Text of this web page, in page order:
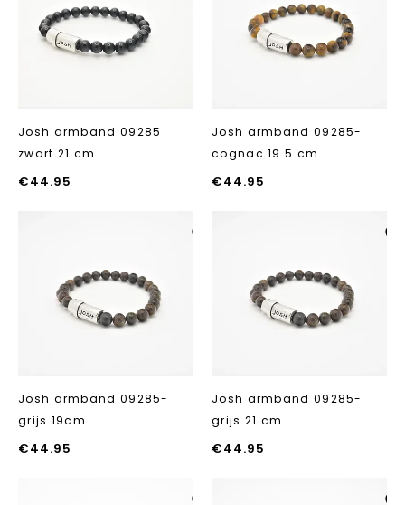
Josh armband 09285
zwart 21 cm
€44.95
Josh armband 09285-
cognac 19.5 cm
€44.95
Josh armband 09285-
grijs 19cm
€44.95
Josh armband 09285-
grijs 21 cm
€44.95